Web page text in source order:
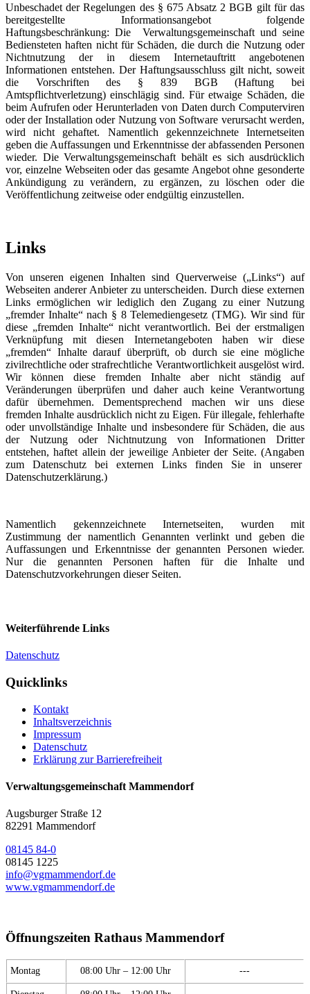
Unbeschadet der Regelungen des § 675 Absatz 2 BGB gilt für das
bereitgestellte Informationsangebot folgende
Haftungsbeschränkung: Die Verwaltungsgemeinschaft und seine
Bediensteten haften nicht für Schäden, die durch die Nutzung oder
Nichtnutzung der in diesem Internetauftritt angebotenen
Informationen entstehen. Der Haftungsausschluss gilt nicht, soweit
die Vorschriften des § 839 BGB (Haftung bei
Amtspflichtverletzung) einschlägig sind. Für etwaige Schäden, die
beim Aufrufen oder Herunterladen von Daten durch Computerviren
oder der Installation oder Nutzung von Software verursacht werden,
wird nicht gehaftet. Namentlich gekennzeichnete Internetseiten
geben die Auffassungen und Erkenntnisse der abfassenden Personen
wieder. Die Verwaltungsgemeinschaft behält es sich ausdrücklich
vor, einzelne Webseiten oder das gesamte Angebot ohne gesonderte
Ankündigung zu verändern, zu ergänzen, zu löschen oder die
Veröffentlichung zeitweise oder endgültig einzustellen.
Links
Von unseren eigenen Inhalten sind Querverweise („Links“) auf
Webseiten anderer Anbieter zu unterscheiden. Durch diese externen
Links ermöglichen wir lediglich den Zugang zu einer Nutzung
„fremder Inhalte“ nach § 8 Telemediengesetz (TMG). Wir sind für
diese „fremden Inhalte“ nicht verantwortlich. Bei der erstmaligen
Verknüpfung mit diesen Internetangeboten haben wir diese
„fremden“ Inhalte darauf überprüft, ob durch sie eine mögliche
zivilrechtliche oder strafrechtliche Verantwortlichkeit ausgelöst wird.
Wir können diese fremden Inhalte aber nicht ständig auf
Veränderungen überprüfen und daher auch keine Verantwortung
dafür übernehmen. Dementsprechend machen wir uns diese
fremden Inhalte ausdrücklich nicht zu Eigen. Für illegale, fehlerhafte
oder unvollständige Inhalte und insbesondere für Schäden, die aus
der Nutzung oder Nichtnutzung von Informationen Dritter
entstehen, haftet allein der jeweilige Anbieter der Seite. (Angaben
zum Datenschutz bei externen Links finden Sie in unserer
Datenschutzerklärung.)
Namentlich gekennzeichnete Internetseiten, wurden mit
Zustimmung der namentlich Genannten verlinkt und geben die
Auffassungen und Erkenntnisse der genannten Personen wieder.
Nur die genannten Personen haften für die Inhalte und
Datenschutzvorkehrungen dieser Seiten.
Weiterführende Links
Datenschutz
Quicklinks
Kontakt
Inhaltsverzeichnis
Impressum
Datenschutz
Erklärung zur Barrierefreiheit
Verwaltungsgemeinschaft Mammendorf
Augsburger Straße 12
82291 Mammendorf
08145 84-0
08145 1225
info@vgmammendorf.de
www.vgmammendorf.de
Öffnungszeiten Rathaus Mammendorf
Montag 08:00 Uhr – 12:00 Uhr ---